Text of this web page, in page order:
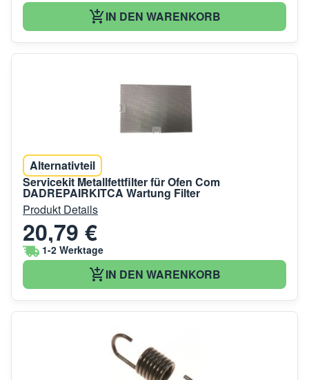
IN DEN WARENKORB
Alternativteil
Servicekit Metallfettfilter für Ofen Com
DADREPAIRKITCA Wartung Filter
Produkt Details
20,79 €
1-2 Werktage
IN DEN WARENKORB